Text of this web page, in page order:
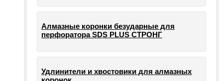
Алмазные коронки безударные для
перфоратора SDS PLUS СТРОНГ
Удлинители и хвостовики для алмазных